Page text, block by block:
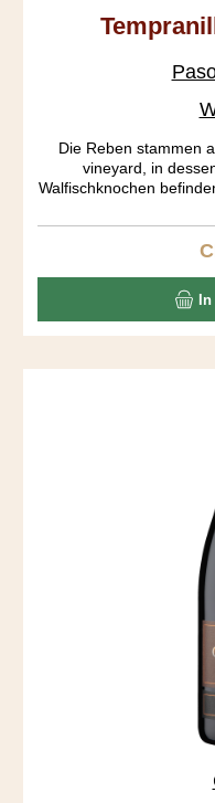
Die Reben stammen
vineyard, in
Walfischknochen
CCOF organisch
fügt sich in einen